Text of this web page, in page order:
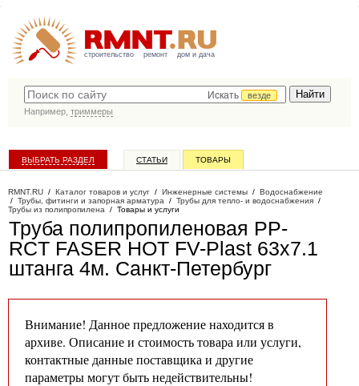
строительство ремонт дом и дача
Искать
везде
Например, триммеры
ВЫБРАТЬ РАЗДЕЛ СТАТЬИ ТОВАРЫ
RMNT.RU / Каталог товаров и услуг / Инженерные системы / Водоснабжение
/ Трубы, фитинги и запорная арматура / Трубы для тепло- и водоснабжения /
Трубы из полипропилена / Товары и услуги
Труба полипропиленовая PP-
RCT FASER HOT FV-Plast 63x7.1
штанга 4м. Санкт-Петербург
Внимание! Данное предложение находится в
архиве. Описание и стоимость товара или услуги,
контактные данные поставщика и другие
параметры могут быть недействительны!